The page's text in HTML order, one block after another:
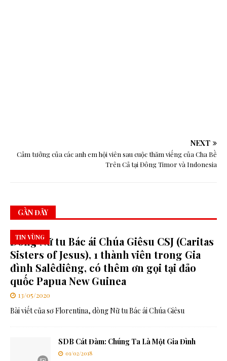
NEXT
Cảm tưởng của các anh em hội viên sau cuộc thăm viếng của Cha Bề
Trên Cả tại Đông Timor và Indonesia
GẦN ĐÂY
Dòng Nữ tu Bác ái Chúa Giêsu CSJ (Caritas
Sisters of Jesus), 1 thành viên trong Gia
đình Salêdiêng, có thêm ơn gọi tại đảo
quốc Papua New Guinea
TIN VÙNG
13/05/2020
Bài viết của sơ Florentina, dòng Nữ tu Bác ái Chúa Giêsu
SDB Cát Đàm: Chúng Ta Là Một Gia Đình
01/02/2018